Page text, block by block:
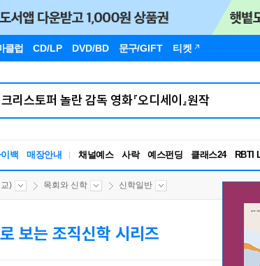
클럽 CD/LP DVD/BD 문구/GIFT 티켓
백 매장안내 채널예스 사락 예스펀딩 클래스24
독서
) 목회와 신학 신학일반
보는 조직신학 시리즈